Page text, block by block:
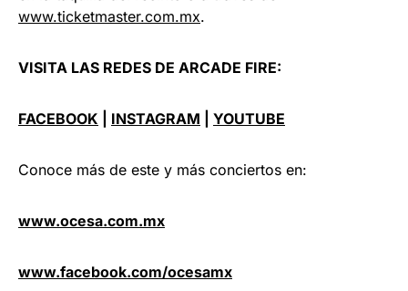
www.ticketmaster.com.mx.
VISITA LAS REDES DE ARCADE FIRE:
FACEBOOK INSTAGRAM YOUTUBE
Conoce más de este y más conciertos en:
www.ocesa.com.mx
www.facebook.com/ocesamx